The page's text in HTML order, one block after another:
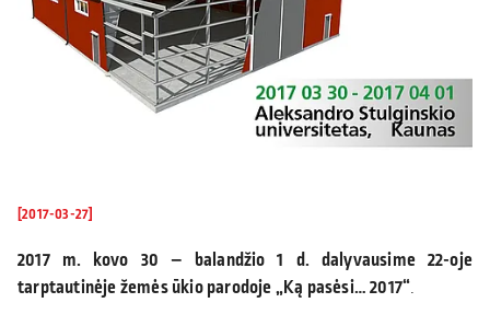
[2017-03-27]
2017 m. kovo 30 – balandžio 1 d. dalyvausime 22-oje
tarptautinėje žemės ūkio parodoje „Ką pasėsi… 2017“.